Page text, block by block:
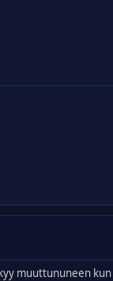
muuttununeen